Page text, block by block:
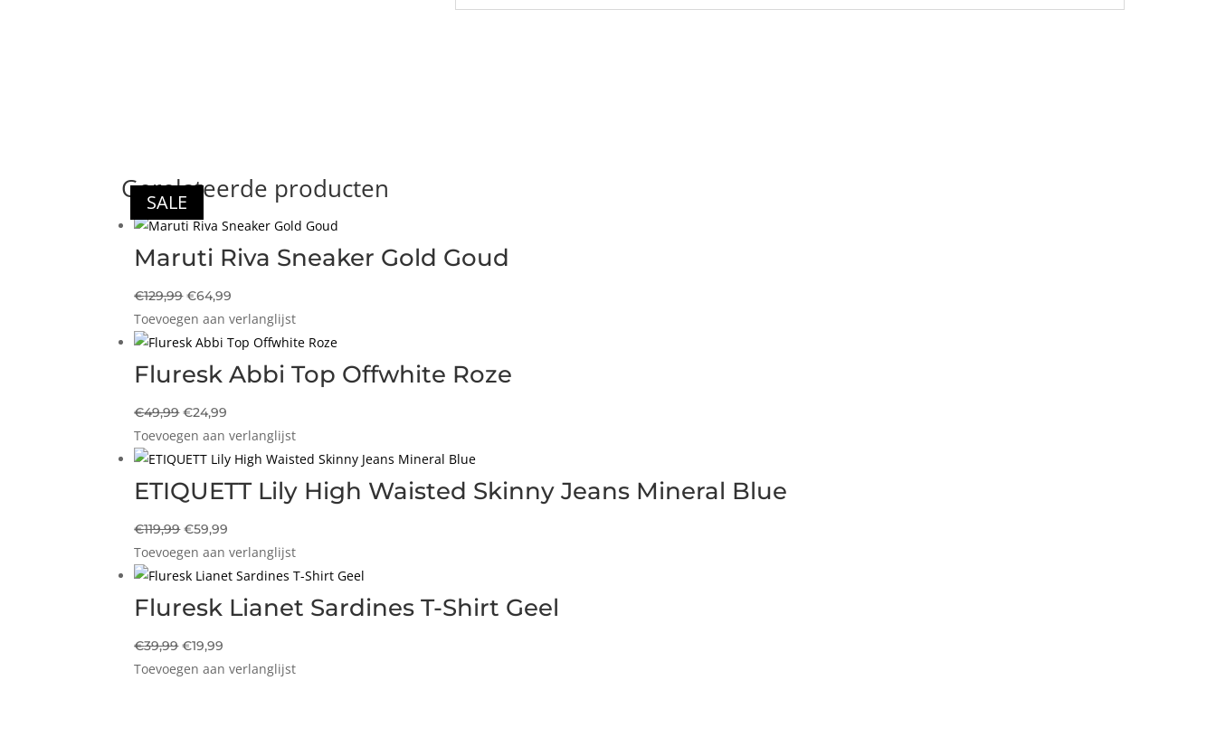
Gerelateerde producten
SALE
Maruti Riva Sneaker Gold Goud
€129,99Oorspronkelijke
prijs
was:
€129,99.
€64,99
prijs
is:
€64,99.
Toevoegen aan verlanglijst
SALE
Fluresk Abbi Top Offwhite Roze
€49,99Oorspronkelijke
prijs
was:
€49,99.
€24,99
prijs
is:
€24,99.
Toevoegen aan verlanglijst
SALE
ETIQUETT Lily High Waisted Skinny Jeans Mineral Blue
€119,99Oorspronkelijke
prijs
was:
€119,99.
€59,99
prijs
is:
€59,99.
Toevoegen aan verlanglijst
SALE
Fluresk Lianet Sardines T-Shirt Geel
€39,99Oorspronkelijke
prijs
€19,99
prijs
Toevoegen aan verlanglijst